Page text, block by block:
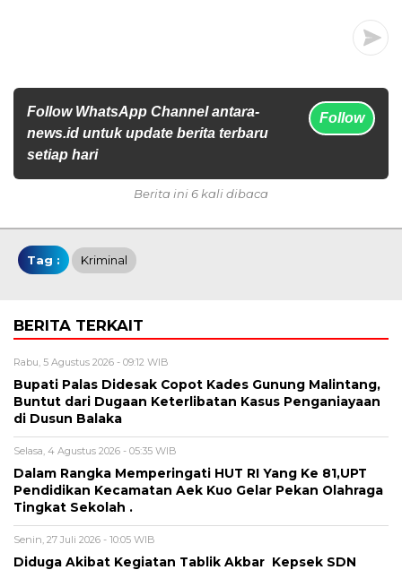
Follow WhatsApp Channel antara-
news.id untuk update berita terbaru
setiap hari
Follow
Berita ini 6 kali dibaca
Tag : Kriminal
BERITA TERKAIT
Rabu, 5 Agustus 2026 - 09:12 WIB
Bupati Palas Didesak Copot Kades Gunung Malintang,
Buntut dari Dugaan Keterlibatan Kasus Penganiayaan
di Dusun Balaka
Selasa, 4 Agustus 2026 - 05:35 WIB
Dalam Rangka Memperingati HUT RI Yang Ke 81,UPT
Pendidikan Kecamatan Aek Kuo Gelar Pekan Olahraga
Tingkat Sekolah .
Senin, 27 Juli 2026 - 10:05 WIB
Diduga Akibat Kegiatan Tablik Akbar Kepsek SDN